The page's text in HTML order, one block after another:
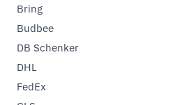
Bring
Budbee
DB Schenker
DHL
FedEx